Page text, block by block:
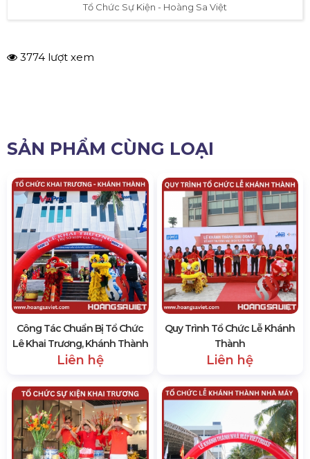
Tổ Chức Sự Kiện - Hoàng Sa Việt
3774 lượt xem
SẢN PHẨM CÙNG LOẠI
Công Tác Chuẩn Bị Tổ Chức
Lê Khai Trương, Khánh Thành
Liên hệ
Quy Trình Tổ Chức Lễ Khánh
Thành
Liên hệ